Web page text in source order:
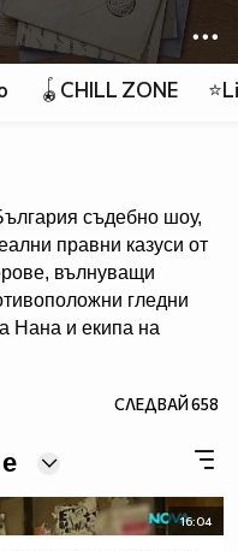
🪀CHILL ZONE
съдебно шоу,
правни казуси от
вълнуващи
гледни
Нана и екипа на
да гледате и вСЛЕДВАЙ658
16:04